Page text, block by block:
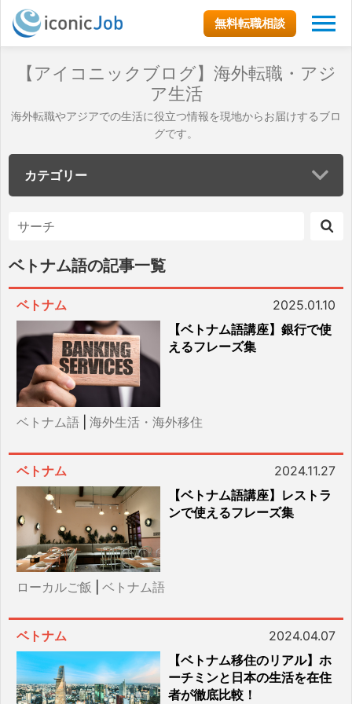
無料転職相談
【アイコニックブログ】海外転職・アジ
ア生活
海外転職やアジアでの生活に役立つ情報を現地からお届けするブロ
グです。
カテゴリー
ベトナム語の記事一覧
ベトナム
2025.01.10
【ベトナム語講座】銀行で使
えるフレーズ集
ベトナム語 海外生活・海外移住
ベトナム
2024.11.27
【ベトナム語講座】レストラ
ンで使えるフレーズ集
ローカルご飯 ベトナム語
ベトナム
2024.04.07
【ベトナム移住のリアル】ホ
ーチミンと日本の生活を在住
者が徹底比較！